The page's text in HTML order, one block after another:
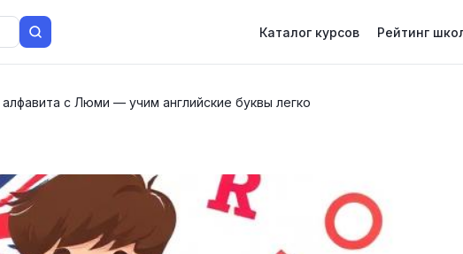
Каталог курсов Рейтинг
алфавита с Люми — учим английские буквы легко